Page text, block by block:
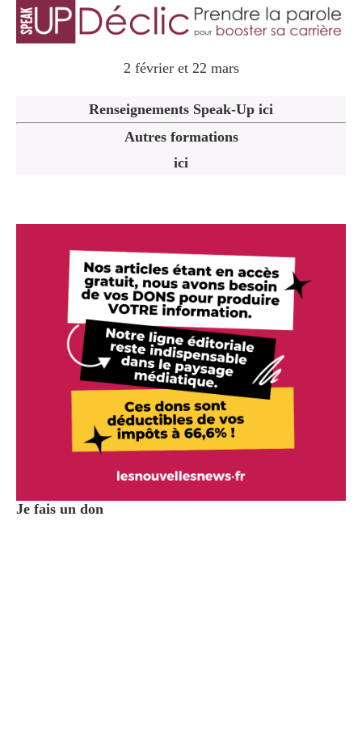
2 février et 22 mars
Renseignements Speak-Up ici
Autres formations
ici
Je fais un don